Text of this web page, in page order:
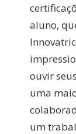
aluno,
ouvir
uma
um